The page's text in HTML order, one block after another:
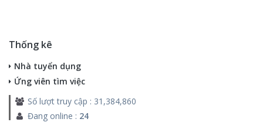
Thống kê
Nhà tuyển dụng
Ứng viên tìm việc
Số lượt truy cập : 31,384,860
Đang online : 24